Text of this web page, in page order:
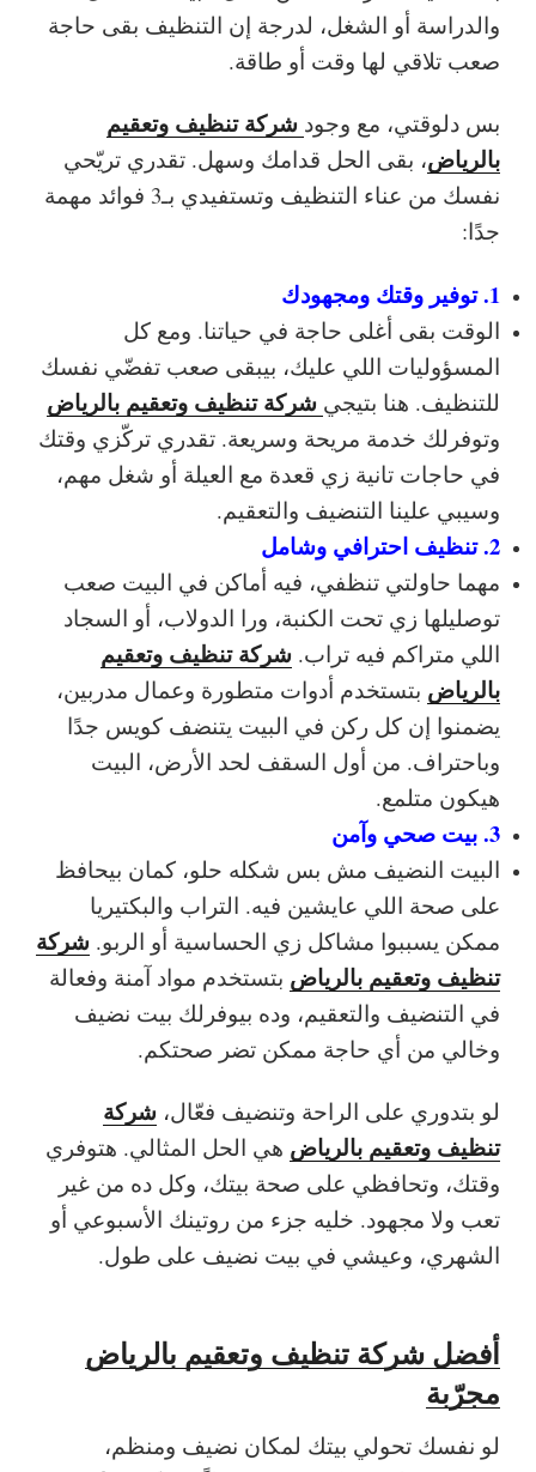
والدراسة أو الشغل، لدرجة إن التنظيف بقى حاجة
صعب تلاقي لها وقت أو طاقة.
بس دلوقتي، مع وجود شركة تنظيف وتعقيم
بالرياض، بقى الحل قدامك وسهل. تقدري تريّحي
نفسك من عناء التنظيف وتستفيدي بـ3 فوائد مهمة
جدًا:
1. توفير وقتك ومجهودك
الوقت بقى أغلى حاجة في حياتنا. ومع كل
المسؤوليات اللي عليك، بيبقى صعب تفضّي نفسك
للتنظيف. هنا بتيجي شركة تنظيف وتعقيم بالرياض
وتوفرلك خدمة مريحة وسريعة. تقدري تركّزي وقتك
في حاجات تانية زي قعدة مع العيلة أو شغل مهم،
وسيبي علينا التنضيف والتعقيم.
2. تنظيف احترافي وشامل
مهما حاولتي تنظفي، فيه أماكن في البيت صعب
توصليلها زي تحت الكنبة، ورا الدولاب، أو السجاد
اللي متراكم فيه تراب. شركة تنظيف وتعقيم
بالرياض بتستخدم أدوات متطورة وعمال مدربين،
يضمنوا إن كل ركن في البيت يتنضف كويس جدًا
وباحتراف. من أول السقف لحد الأرض، البيت
هيكون متلمع.
3. بيت صحي وآمن
البيت النضيف مش بس شكله حلو، كمان بيحافظ
على صحة اللي عايشين فيه. التراب والبكتيريا
ممكن يسببوا مشاكل زي الحساسية أو الربو. شركة
تنظيف وتعقيم بالرياض بتستخدم مواد آمنة وفعالة
في التنضيف والتعقيم، وده بيوفرلك بيت نضيف
وخالي من أي حاجة ممكن تضر صحتكم.
لو بتدوري على الراحة وتنضيف فعّال، شركة
تنظيف وتعقيم بالرياض هي الحل المثالي. هتوفري
وقتك، وتحافظي على صحة بيتك، وكل ده من غير
تعب ولا مجهود. خليه جزء من روتينك الأسبوعي أو
الشهري، وعيشي في بيت نضيف على طول.
أفضل شركة تنظيف وتعقيم بالرياض
مجرّبة
لو نفسك تحولي بيتك لمكان نضيف ومنظم،